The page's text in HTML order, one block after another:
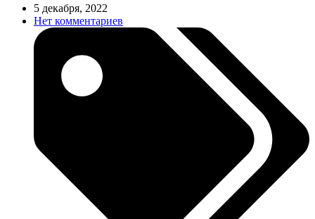
5 декабря, 2022
Нет комментариев